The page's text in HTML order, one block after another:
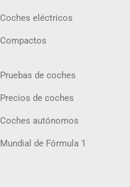
Coches eléctricos
Compactos
Pruebas de coches
Precios de coches
Coches autónomos
Mundial de Fórmula 1